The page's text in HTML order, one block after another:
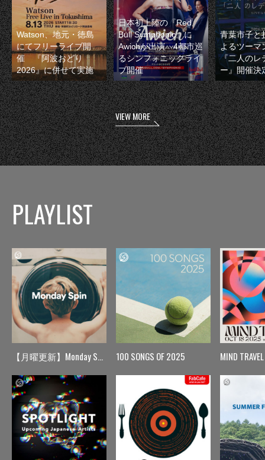
Watson、地元・徳島
にてフリーライブ開
催 『阿波おどり
2026』に併せて実施
日本初上陸の『Red
Bull Symphonic』に
Awichが出演 4都市巡
るシンフォニックライ
ブ開催
青葉市子と
よるツーマ
『二人のレ
ー』開催決
VIEW MORE
PLAYLIST
【月曜更新】Monday Spin 100 SONGS OF 2025 MIND TRAVEL